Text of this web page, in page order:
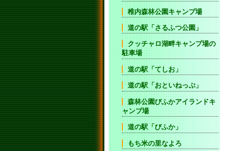
稚内森林公園キャンプ場
道の駅「さるふつ公園」
クッチャロ湖畔キャンプ場の
駐車場
道の駅「てしお」
道の駅「おといねっぷ」
森林公園びふかアイランドキ
ャンプ場
道の駅「びふか」
もち米の里なよろ